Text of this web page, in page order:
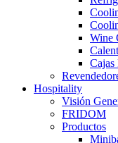
Wine
Cajas
Hospitality
Visión
FRIDOM
Productos